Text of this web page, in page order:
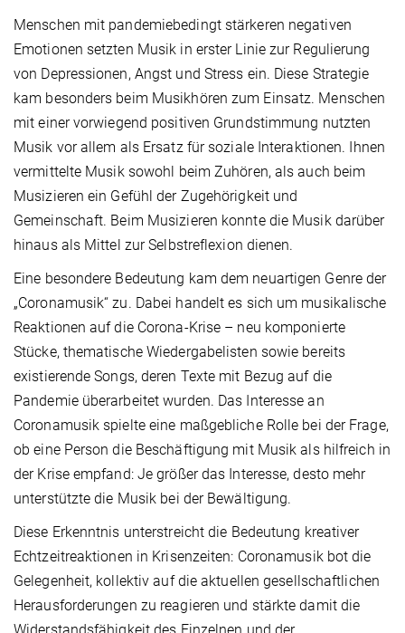
Menschen mit pandemiebedingt stärkeren negativen
Emotionen setzten Musik in erster Linie zur Regulierung
von Depressionen, Angst und Stress ein. Diese Strategie
kam besonders beim Musikhören zum Einsatz. Menschen
mit einer vorwiegend positiven Grundstimmung nutzten
Musik vor allem als Ersatz für soziale Interaktionen. Ihnen
vermittelte Musik sowohl beim Zuhören, als auch beim
Musizieren ein Gefühl der Zugehörigkeit und
Gemeinschaft. Beim Musizieren konnte die Musik darüber
hinaus als Mittel zur Selbstreflexion dienen.
Eine besondere Bedeutung kam dem neuartigen Genre der
„Coronamusik“ zu. Dabei handelt es sich um musikalische
Reaktionen auf die Corona-Krise – neu komponierte
Stücke, thematische Wiedergabelisten sowie bereits
existierende Songs, deren Texte mit Bezug auf die
Pandemie überarbeitet wurden. Das Interesse an
Coronamusik spielte eine maßgebliche Rolle bei der Frage,
ob eine Person die Beschäftigung mit Musik als hilfreich in
der Krise empfand: Je größer das Interesse, desto mehr
unterstützte die Musik bei der Bewältigung.
Diese Erkenntnis unterstreicht die Bedeutung kreativer
Echtzeitreaktionen in Krisenzeiten: Coronamusik bot die
Gelegenheit, kollektiv auf die aktuellen gesellschaftlichen
Herausforderungen zu reagieren und stärkte damit die